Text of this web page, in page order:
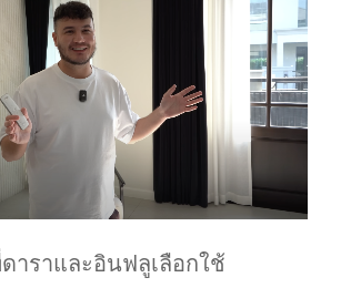
าราและอินฟลูเลือกใช้